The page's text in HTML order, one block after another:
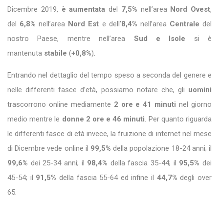
Dicembre 2019, è aumentata del 7,5% nell’area Nord Ovest,
del 6,8% nell’area Nord Est e dell’8,4% nell’area Centrale del
nostro Paese, mentre nell’area Sud e Isole si è
mantenuta stabile (+0,8%).
Entrando nel dettaglio del tempo speso a seconda del genere e
nelle differenti fasce d’età, possiamo notare che, gli uomini
trascorrono online mediamente 2 ore e 41 minuti nel giorno
medio mentre le donne 2 ore e 46 minuti. Per quanto riguarda
le differenti fasce di età invece, la fruizione di internet nel mese
di Dicembre vede online il 99,5% della popolazione 18-24 anni; il
99,6% dei 25-34 anni; il 98,4% della fascia 35-44; il 95,5% dei
45-54; il 91,5% della fascia 55-64 ed infine il 44,7% degli over
65.